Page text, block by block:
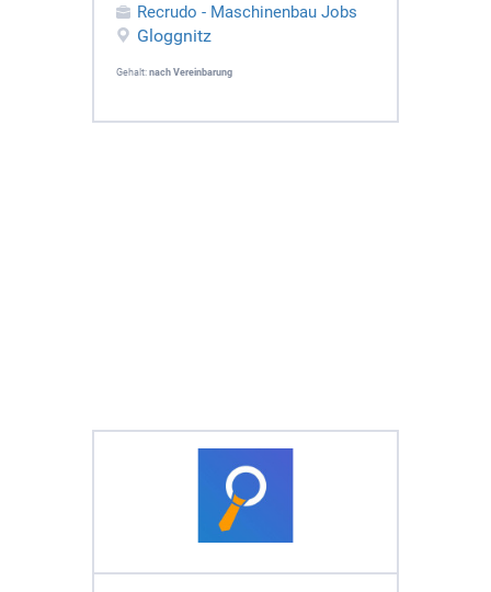
Recrudo - Maschinenbau Jobs
Gloggnitz
Gehalt: nach Vereinbarung